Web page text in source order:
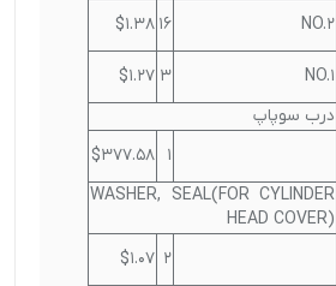
NO.2
16
$1.38
NO.1
3
$1.27
درب سوپاپ
1
$377.58
WASHER, SEAL(FOR CYLINDER
HEAD COVER)
2
$1.07